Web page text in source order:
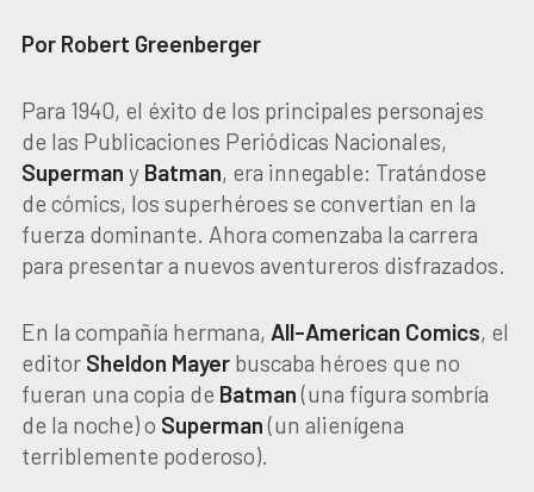
Por Robert Greenberger
Para 1940, el éxito de los principales personajes
de las Publicaciones Periódicas Nacionales,
Superman y Batman, era innegable: Tratándose
de cómics, los superhéroes se convertían en la
fuerza dominante. Ahora comenzaba la carrera
para presentar a nuevos aventureros disfrazados.
En la compañía hermana, All-American Comics, el
editor Sheldon Mayerbuscaba héroes que no
fueran una copia de Batman(una figura sombría
de la noche) o Superman(un alienígena
terriblemente poderoso).